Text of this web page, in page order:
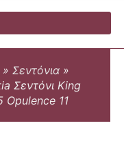
» Σεντόνια »
Σεντόνι King
11